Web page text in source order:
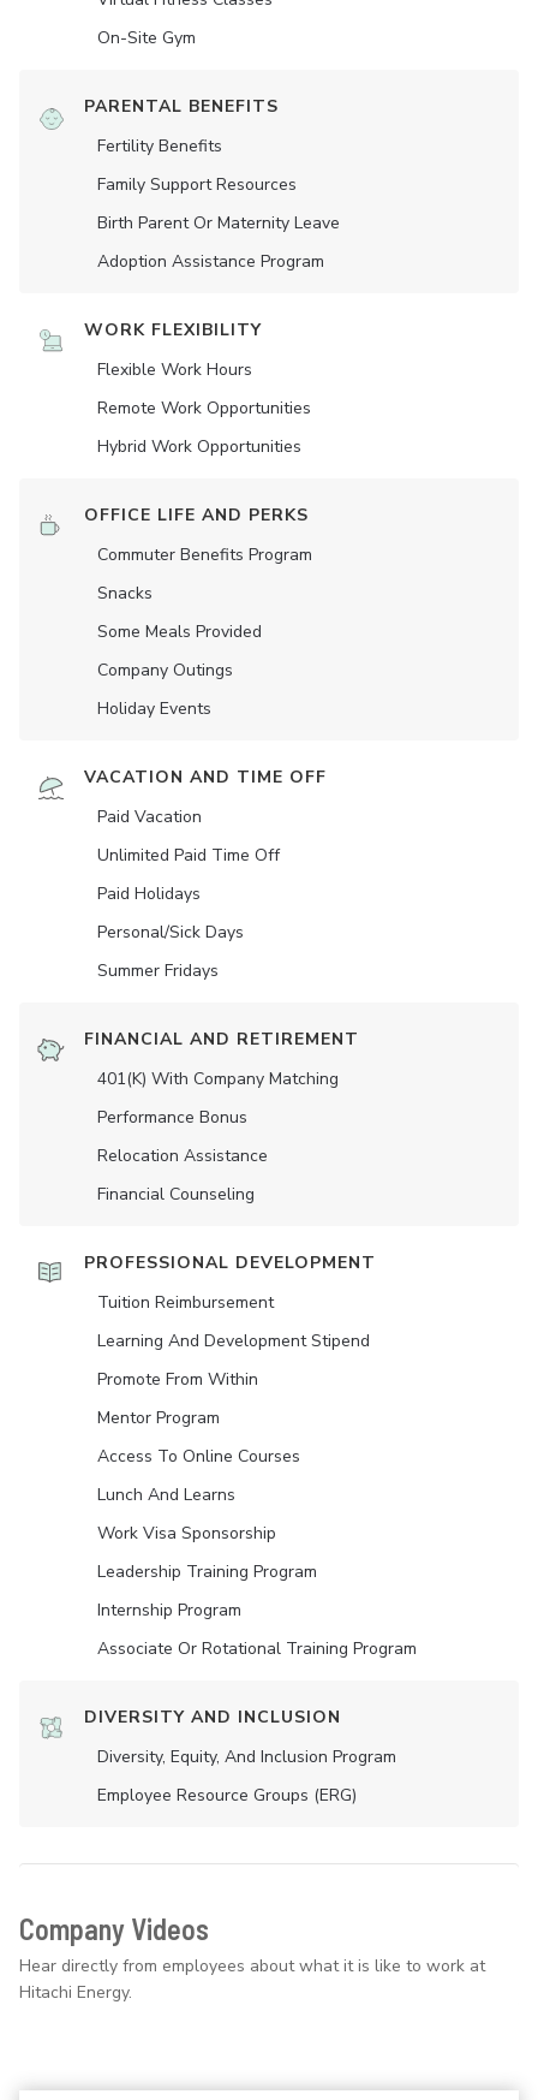
On-Site Gym
PARENTAL BENEFITS
Fertility Benefits
Family Support Resources
Birth Parent Or Maternity Leave
Adoption Assistance Program
WORK FLEXIBILITY
Flexible Work Hours
Remote Work Opportunities
Hybrid Work Opportunities
OFFICE LIFE AND PERKS
Commuter Benefits Program
Snacks
Some Meals Provided
Company Outings
Holiday Events
VACATION AND TIME OFF
Paid Vacation
Unlimited Paid Time Off
Paid Holidays
Personal/Sick Days
Summer Fridays
FINANCIAL AND RETIREMENT
401(K) With Company Matching
Performance Bonus
Relocation Assistance
Financial Counseling
PROFESSIONAL DEVELOPMENT
Tuition Reimbursement
Learning And Development Stipend
Promote From Within
Mentor Program
Access To Online Courses
Lunch And Learns
Work Visa Sponsorship
Leadership Training Program
Internship Program
Associate Or Rotational Training Program
DIVERSITY AND INCLUSION
Diversity, Equity, And Inclusion Program
Employee Resource Groups (ERG)
Company Videos
Hear directly from employees about what it is like to work at
Hitachi Energy.